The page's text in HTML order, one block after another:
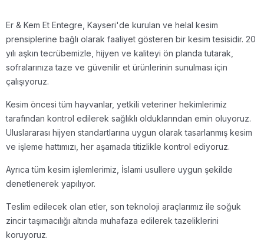
Er & Kem Et Entegre, Kayseri'de kurulan ve helal kesim
prensiplerine bağlı olarak faaliyet gösteren bir kesim tesisidir. 20
yılı aşkın tecrübemizle, hijyen ve kaliteyi ön planda tutarak,
sofralarınıza taze ve güvenilir et ürünlerinin sunulması için
çalışıyoruz.
Kesim öncesi tüm hayvanlar, yetkili veteriner hekimlerimiz
tarafından kontrol edilerek sağlıklı olduklarından emin oluyoruz.
Uluslararası hijyen standartlarına uygun olarak tasarlanmış kesim
ve işleme hattımızı, her aşamada titizlikle kontrol ediyoruz.
Ayrıca tüm kesim işlemlerimiz, İslami usullere uygun şekilde
denetlenerek yapılıyor.
Teslim edilecek olan etler, son teknoloji araçlarımız ile soğuk
zincir taşımacılığı altında muhafaza edilerek tazeliklerini
koruyoruz.